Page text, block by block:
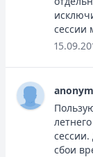
сессии
сессии.
сбои